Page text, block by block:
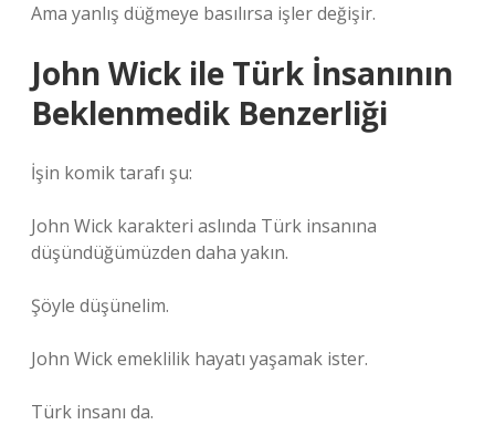
Ama yanlış düğmeye basılırsa işler değişir.
John Wick ile Türk İnsanının
Beklenmedik Benzerliği
İşin komik tarafı şu:
John Wick karakteri aslında Türk insanına
düşündüğümüzden daha yakın.
Şöyle düşünelim.
John Wick emeklilik hayatı yaşamak ister.
Türk insanı da.